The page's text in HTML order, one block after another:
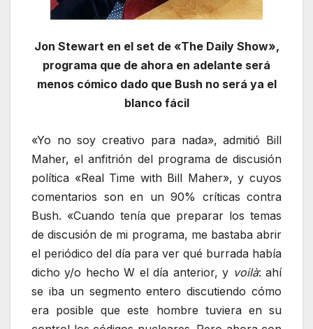
Jon Stewart en el set de «The Daily Show»,
programa que de ahora en adelante será
menos cómico dado que Bush no será ya el
blanco fácil
«Yo no soy creativo para nada», admitió Bill
Maher, el anfitrión del programa de discusión
política «Real Time with Bill Maher», y cuyos
comentarios son en un 90% críticas contra
Bush. «Cuando tenía que preparar los temas
de discusión de mi programa, me bastaba abrir
el periódico del día para ver qué burrada había
dicho y/o hecho W el día anterior, y voilà: ahí
se iba un segmento entero discutiendo cómo
era posible que este hombre tuviera en su